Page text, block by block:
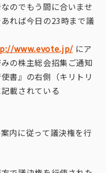
のでもう間に合いませ
れば今日の23時まで議
www.evote.jp/にア
の株主総会招集ご通知
書』の右側（キリトリ
載されている
内に従って議決権を行